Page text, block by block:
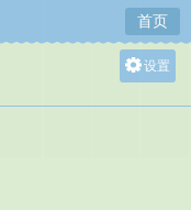
首页
设置